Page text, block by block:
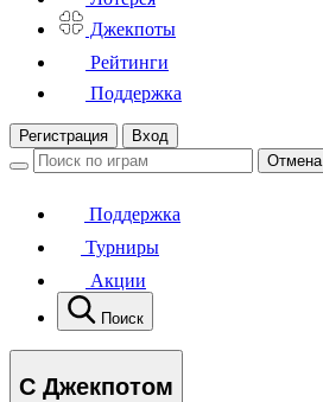
Джекпоты
Рейтинги
Поддержка
Регистрация
Вход
Отмена
Поддержка
Турниры
Акции
Поиск
С Джекпотом